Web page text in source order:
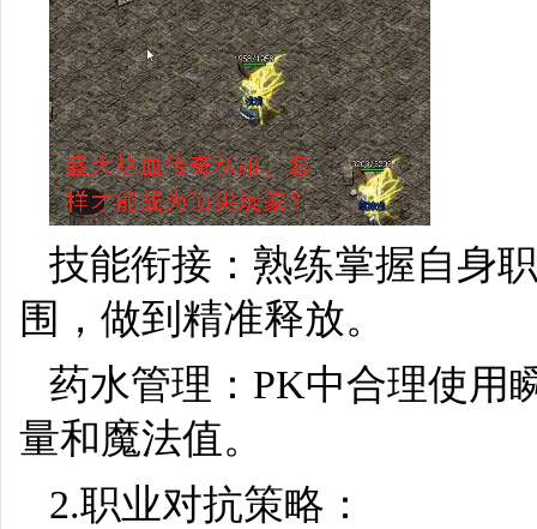
技能衔接：熟练掌握自身
围，做到精准释放。
药水管理：PK中合理使用
量和魔法值。
2.职业对抗策略：